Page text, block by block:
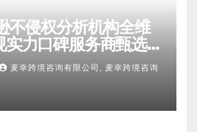
不侵权分析机构全维
实力口碑服务商甄选
坑FAQ全指南
麦幸跨境咨询有限公司, 麦幸跨境咨询